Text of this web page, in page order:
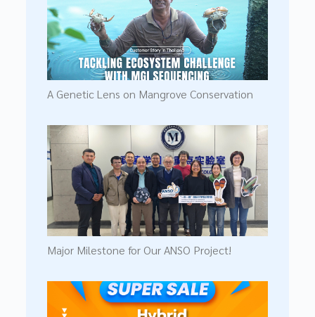
A Genetic Lens on Mangrove Conservation
Major Milestone for Our ANSO Project!